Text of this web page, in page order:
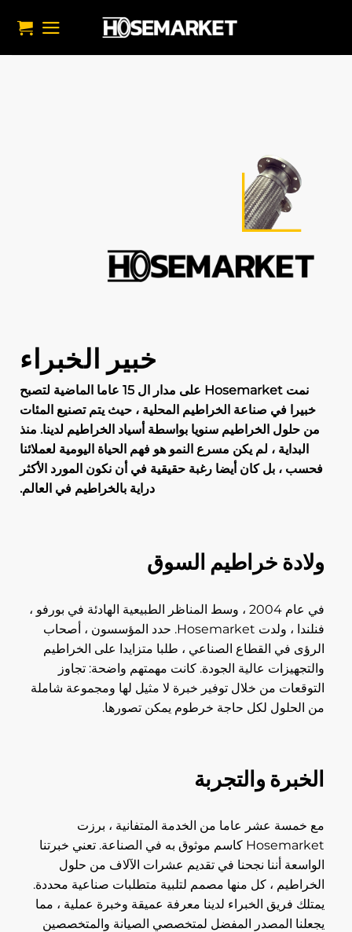
خبير الخبراء
نمت Hosemarket على مدار ال 15 عاما الماضية لتصبح
خبيرا في صناعة الخراطيم المحلية ، حيث يتم تصنيع المئات
من حلول الخراطيم سنويا بواسطة أسياد الخراطيم لدينا. منذ
البداية ، لم يكن مسرع النمو هو فهم الحياة اليومية لعملائنا
فحسب ، بل كان أيضا رغبة حقيقية في أن نكون المورد الأكثر
دراية بالخراطيم في العالم.
ولادة خراطيم السوق
في عام 2004 ، وسط المناظر الطبيعية الهادئة في بورفو ،
فنلندا ، ولدت Hosemarket. حدد المؤسسون ، أصحاب
الرؤى في القطاع الصناعي ، طلبا متزايدا على الخراطيم
والتجهيزات عالية الجودة. كانت مهمتهم واضحة: تجاوز
التوقعات من خلال توفير خبرة لا مثيل لها ومجموعة شاملة
من الحلول لكل حاجة خرطوم يمكن تصورها.
الخبرة والتجربة
مع خمسة عشر عاما من الخدمة المتفانية ، برزت
Hosemarket كاسم موثوق به في الصناعة. تعني خبرتنا
الواسعة أننا نجحنا في تقديم عشرات الآلاف من حلول
الخراطيم ، كل منها مصمم لتلبية متطلبات صناعية محددة.
يمتلك فريق الخبراء لدينا معرفة عميقة وخبرة عملية ، مما
يجعلنا المصدر المفضل لمتخصصي الصيانة والمتخصصين